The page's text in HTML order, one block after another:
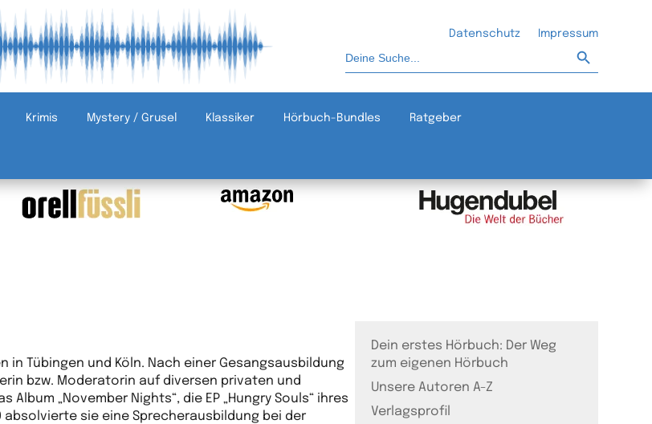
Datenschutz Impressum
nach:
Krimis Mystery / Grusel Klassiker Hörbuch-Bundles Ratgeber
in Tübingen und Köln. Nach einer Gesangsausbildung
bzw. Moderatorin auf diversen privaten und
„November Nights“, die EP „Hungry Souls“ ihres
absolvierte sie eine Sprecherausbildung bei der
Dein erstes Hörbuch: Der Weg
zum eigenen Hörbuch
Unsere Autoren A-Z
Verlagsprofil